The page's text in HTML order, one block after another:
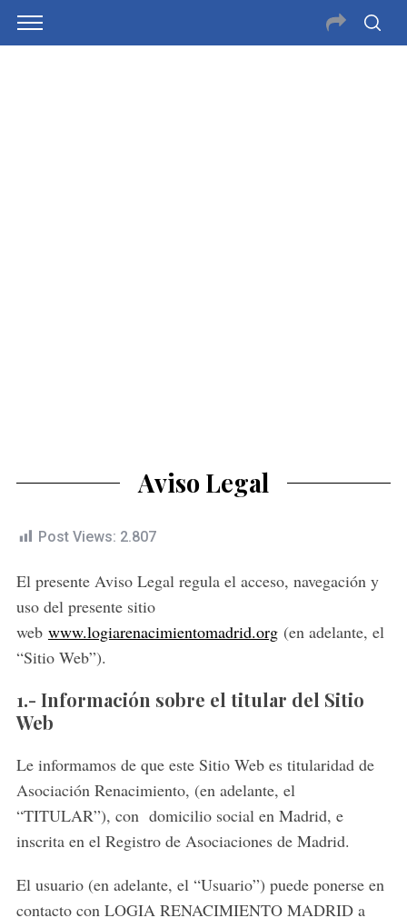
Aviso Legal
Post Views: 2.807
El presente Aviso Legal regula el acceso, navegación y
uso del presente sitio
web www.logiarenacimientomadrid.org(en adelante, el
“Sitio Web”).
1.- Información sobre el titular del Sitio
Web
Le informamos de que este Sitio Web es titularidad de
Asociación Renacimiento, (en adelante, el
“TITULAR”), con domicilio social en Madrid, e
inscrita en el Registro de Asociaciones de Madrid.
El usuario (en adelante, el “Usuario”) puede ponerse en
contacto con LOGIA RENACIMIENTO MADRID a